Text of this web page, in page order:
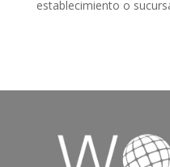
establecimiento o